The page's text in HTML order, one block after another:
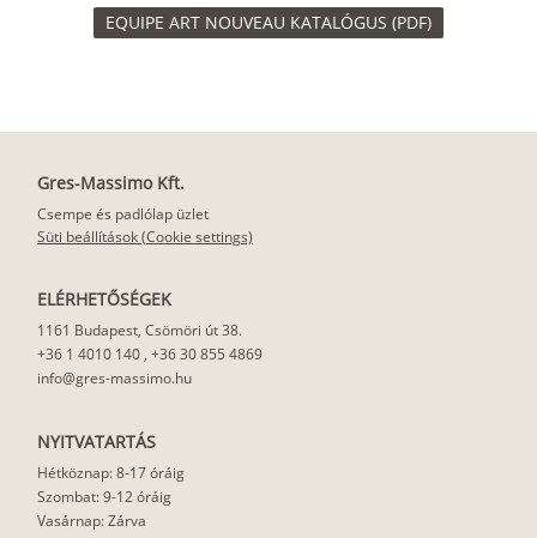
EQUIPE ART NOUVEAU KATALÓGUS (PDF)
Gres-Massimo Kft.
Csempe és padlólap üzlet
Süti beállítások (Cookie settings)
ELÉRHETŐSÉGEK
1161 Budapest, Csömöri út 38.
+36 1 4010 140 , +36 30 855 4869
info@gres-massimo.hu
NYITVATARTÁS
Hétköznap: 8-17 óráig
Szombat: 9-12 óráig
Vasárnap: Zárva